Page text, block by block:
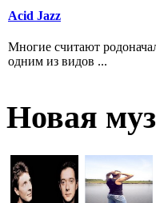
Acid Jazz
Многие считают
одним из видов ...
Новая